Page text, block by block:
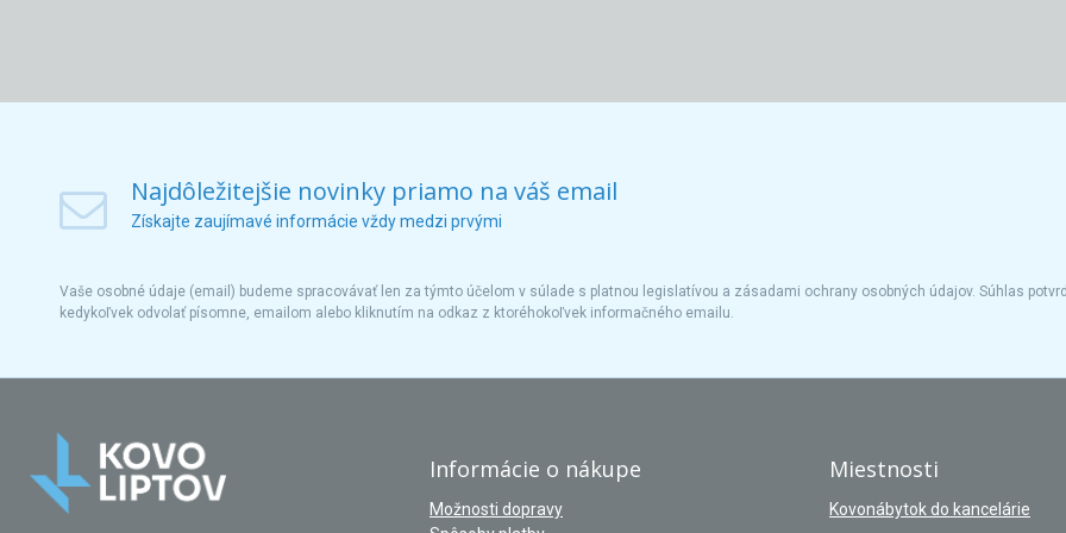
Najdôležitejšie novinky priamo na váš email
Získajte zaujímavé informácie vždy medzi prvými
Vaše osobné údaje (email) budeme spracovávať len za týmto účelom v súlade s platnou legislatívou a zásadami ochrany osobných údajov. Súhlas
kedykoľvek odvolať písomne, emailom alebo kliknutím na odkaz z ktoréhokoľvek informačného emailu.
Informácie o nákupe
Možnosti dopravy
Miestnosti
Kovonábytok do kancelárie